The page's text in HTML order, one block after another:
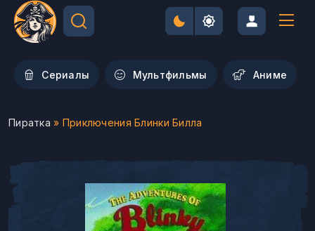
Сериалы Мультфильмы Aниме
Пиратка » Приключения Блинки Билла